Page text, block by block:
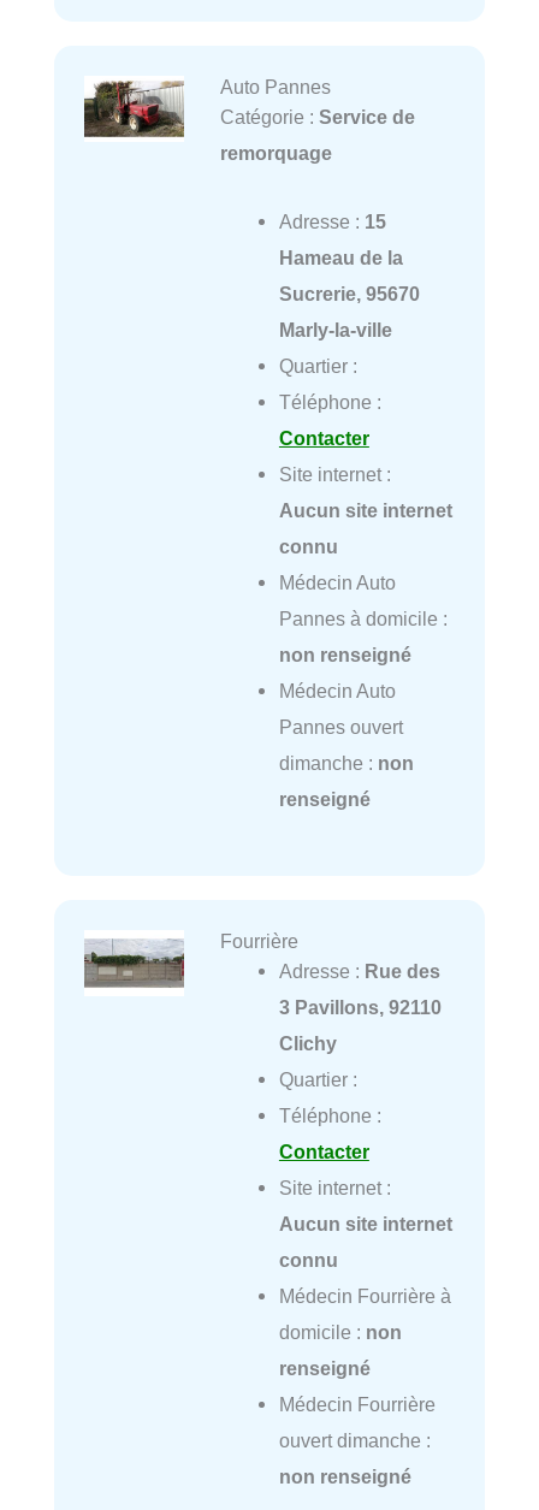
Auto Pannes
Catégorie : Service de
remorquage
Adresse : 15
Hameau de la
Sucrerie, 95670
Marly-la-ville
Quartier :
Téléphone :
Contacter
Site internet :
Aucun site internet
connu
Médecin Auto
Pannes à domicile :
non renseigné
Médecin Auto
Pannes ouvert
dimanche : non
renseigné
Fourrière
Adresse : Rue des
3 Pavillons, 92110
Clichy
Quartier :
Téléphone :
Contacter
Site internet :
Aucun site internet
connu
Médecin Fourrière à
domicile : non
renseigné
Médecin Fourrière
ouvert dimanche :
non renseigné